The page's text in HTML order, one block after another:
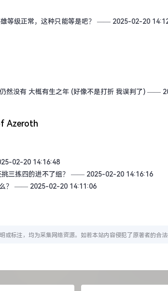
等级正常，这种只能等是吧？ —— 2025-02-20
然没有 大概有生之年 (好像不是打折 我误判了) ——
Azeroth
02-20 14:16:48
三拣四的进不了组？
—— 2025-02-20 14:16:16
？ —— 2025-02-20 14:11:06
或标注，均为采集网络资源。如若本站内容侵犯了原著者的合法